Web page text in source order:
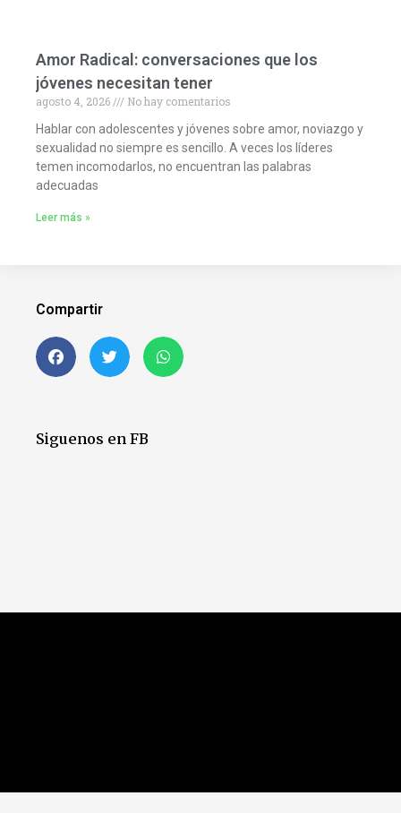
Amor Radical: conversaciones que los
jóvenes necesitan tener
agosto 4, 2026
No hay comentarios
Hablar con adolescentes y jóvenes sobre amor, noviazgo y
sexualidad no siempre es sencillo. A veces los líderes
temen incomodarlos, no encuentran las palabras
adecuadas
Leer más »
Compartir
Siguenos en FB